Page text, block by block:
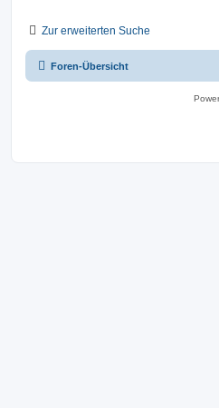
Zur erweiterten Suche
Foren-Übersicht